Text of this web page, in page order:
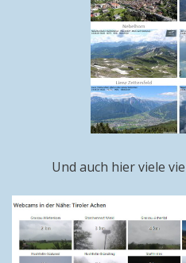
Und auch hier viele